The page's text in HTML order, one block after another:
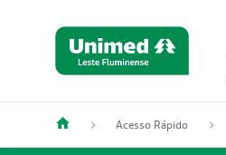
Acesso Rápido